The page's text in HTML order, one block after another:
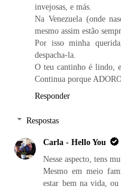
invejosas, e más.
Na Venezuela (onde
mesmo assim estão
Por isso minha
despacha-la.
O teu cantinho é lindo,
Continua porque
Responder
Respostas
Carla - Hello You
Nesse aspecto, tens
Mesmo em meio
estar bem na vida,